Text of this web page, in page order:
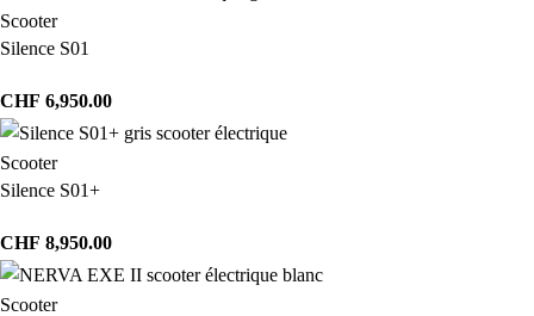
Scooter
Silence S01
CHF 6,950.00
Scooter
Silence S01+
CHF 8,950.00
Scooter